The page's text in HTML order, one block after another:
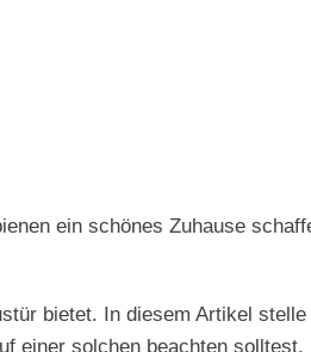
ein schönes Zuhause
bietet. In diesem Artikel
einer solchen beachten solltest.